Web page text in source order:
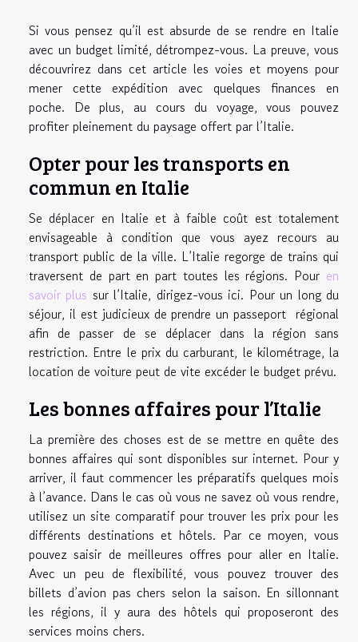
Si vous pensez qu’il est absurde de se rendre en Italie
avec un budget limité, détrompez-vous. La preuve, vous
découvrirez dans cet article les voies et moyens pour
mener cette expédition avec quelques finances en
poche. De plus, au cours du voyage, vous pouvez
profiter pleinement du paysage offert par l’Italie.
Opter pour les transports en
commun en Italie
Se déplacer en Italie et à faible coût est totalement
envisageable à condition que vous ayez recours au
transport public de la ville. L’Italie regorge de trains qui
traversent de part en part toutes les régions. Pour en
savoir plus sur l’Italie, dirigez-vous ici. Pour un long du
séjour, il est judicieux de prendre un passeport régional
afin de passer de se déplacer dans la région sans
restriction. Entre le prix du carburant, le kilométrage, la
location de voiture peut de vite excéder le budget prévu.
Les bonnes affaires pour l’Italie
La première des choses est de se mettre en quête des
bonnes affaires qui sont disponibles sur internet. Pour y
arriver, il faut commencer les préparatifs quelques mois
à l’avance. Dans le cas où vous ne savez où vous rendre,
utilisez un site comparatif pour trouver les prix pour les
différents destinations et hôtels. Par ce moyen, vous
pouvez saisir de meilleures offres pour aller en Italie.
Avec un peu de flexibilité, vous pouvez trouver des
billets d’avion pas chers selon la saison. En sillonnant
les régions, il y aura des hôtels qui proposeront des
services moins chers.